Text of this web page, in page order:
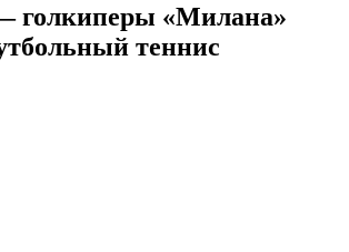
голкиперы «Милана»
теннис